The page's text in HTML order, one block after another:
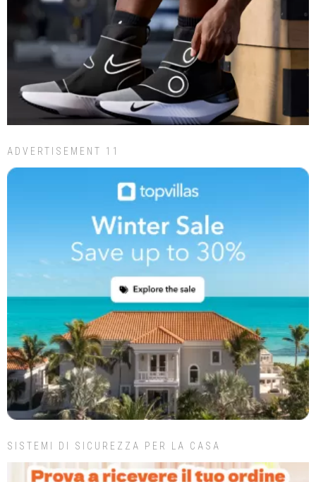
ADVERTISEMENT 11
SISTEMI DI SICUREZZA PER LA CASA